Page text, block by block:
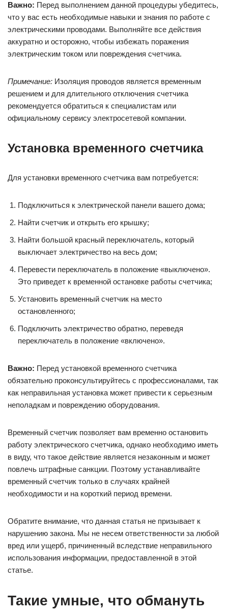
Важно: Перед выполнением данной процедуры убедитесь,
что у вас есть необходимые навыки и знания по работе с
электрическими проводами. Выполняйте все действия
аккуратно и осторожно, чтобы избежать поражения
электрическим током или повреждения счетчика.
Примечание: Изоляция проводов является временным
решением и для длительного отключения счетчика
рекомендуется обратиться к специалистам или
официальному сервису электросетевой компании.
Установка временного счетчика
Для установки временного счетчика вам потребуется:
Подключиться к электрической панели вашего дома;
Найти счетчик и открыть его крышку;
Найти большой красный переключатель, который
выключает электричество на весь дом;
Перевести переключатель в положение «выключено».
Это приведет к временной остановке работы счетчика;
Установить временный счетчик на место
остановленного;
Подключить электричество обратно, переведя
переключатель в положение «включено».
Важно: Перед установкой временного счетчика
обязательно проконсультируйтесь с профессионалами, так
как неправильная установка может привести к серьезным
неполадкам и повреждению оборудования.
Временный счетчик позволяет вам временно остановить
работу электрического счетчика, однако необходимо иметь
в виду, что такое действие является незаконным и может
повлечь штрафные санкции. Поэтому устанавливайте
временный счетчик только в случаях крайней
необходимости и на короткий период времени.
Обратите внимание, что данная статья не призывает к
нарушению закона. Мы не несем ответственности за любой
вред или ущерб, причиненный вследствие неправильного
использования информации, предоставленной в этой
статье.
Такие умные, что обмануть